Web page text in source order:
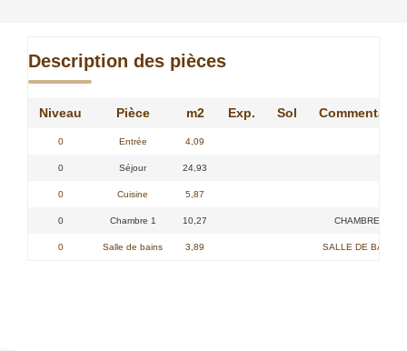
Description des pièces
Niveau Pièce m2 Exp. Sol
0 Entrée 4,09
0 Séjour 24,93
0 Cuisine 5,87
0 Chambre 1 10,27 CHAMBRE 1 -
0 Salle de bains 3,89 SALLE DE BAINS -